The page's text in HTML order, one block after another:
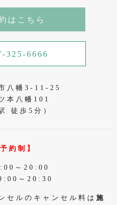
はこちら
325-6666
八幡3-11-25
本八幡101
徒歩5分）
約制】
～20:00
～20:30
セルのキャンセル料は施